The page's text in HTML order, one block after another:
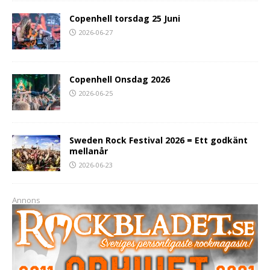
Copenhell torsdag 25 Juni
2026-06-27
Copenhell Onsdag 2026
2026-06-25
Sweden Rock Festival 2026 = Ett godkänt
mellanår
2026-06-23
Annons